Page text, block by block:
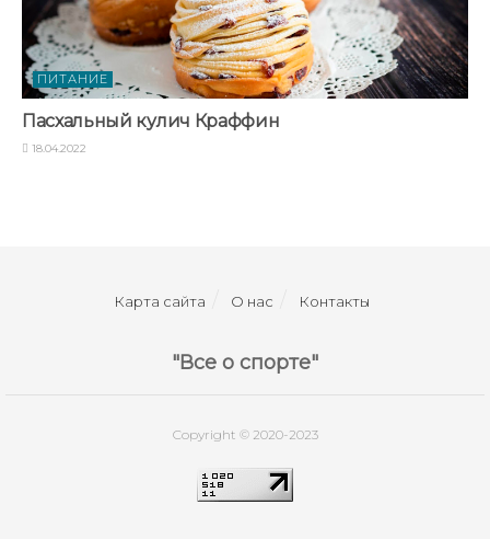
ПИТАНИЕ
Пасхальный кулич Краффин
18.04.2022
Карта сайта О нас Контакты
"Все о спорте"
Copyright © 2020-2023